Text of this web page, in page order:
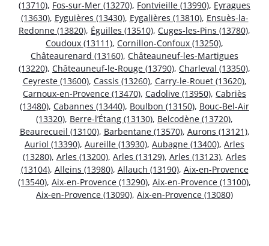
(13710), Fos-sur-Mer (13270), Fontvieille (13990), Eyragues
(13630), Eyguières (13430), Eygalières (13810), Ensuès-la-
Redonne (13820), Éguilles (13510), Cuges-les-Pins (13780),
Coudoux (13111), Cornillon-Confoux (13250),
Châteaurenard (13160), Châteauneuf-les-Martigues
(13220), Châteauneuf-le-Rouge (13790), Charleval (13350),
Ceyreste (13600), Cassis (13260), Carry-le-Rouet (13620),
Carnoux-en-Provence (13470), Cadolive (13950), Cabriès
(13480), Cabannes (13440), Boulbon (13150), Bouc-Bel-Air
(13320), Berre-l’Étang (13130), Belcodène (13720),
Beaurecueil (13100), Barbentane (13570), Aurons (13121),
Auriol (13390), Aureille (13930), Aubagne (13400), Arles
(13280), Arles (13200), Arles (13129), Arles (13123), Arles
(13104), Alleins (13980), Allauch (13190), Aix-en-Provence
(13540), Aix-en-Provence (13290), Aix-en-Provence (13100),
Aix-en-Provence (13090), Aix-en-Provence (13080)